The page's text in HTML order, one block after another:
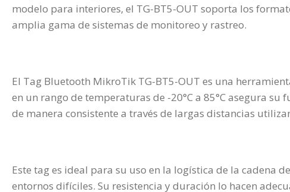
modelo para interiores, el TG-BT5-OUT soporta los
amplia gama de sistemas de monitoreo y rastreo.
El Tag Bluetooth MikroTik TG-BT5-OUT es una
en un rango de temperaturas de -20°C a 85°C asegura
de manera consistente a través de largas distancias
Este tag es ideal para su uso en la logística de la cadena
entornos difíciles. Su resistencia y duración lo hacen